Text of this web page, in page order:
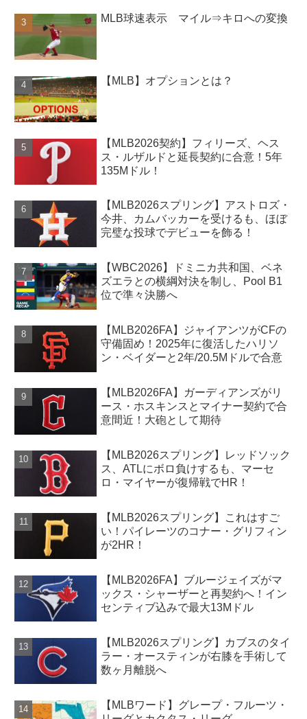
MLB球速表示 マイル⇒キロへの変換
【MLB】オプションとは？
【MLB2026契約】フィリーズ、ヘス
ス・ルザルドと延長契約に合意！5年
135Mドル！
【MLB2026スプリング】アストロズ・
今井、カムバッカーを受けるも、ほぼ
完璧な投球でデビューを飾る！
【WBC2026】ドミニカ共和国、ベネ
ズエラとの横綱対決を制し、Pool B1
位で準々決勝へ
【MLB2026FA】ジャイアンツがCFの
守備固め！2025年に復活したハリソ
ン・ベイダーと2年/20.5Mドルで合意
【MLB2026FA】ガーディアンズがリ
ース・ホスキンスとマイナー契約で合
意間近！大砲として期待
【MLB2026スプリング】レッドソック
ス、ATLにボロ負けするも、マーセ
ロ・マイヤーが復帰戦でHR！
【MLB2026スプリング】これはすご
い！パイレーツのコナー・グリフィン
が2HR！
【MLB2026FA】ブルージェイズがマ
ックス・シャーザーと再契約へ！イン
センティブ込みで最大13Mドル
【MLB2026スプリング】カブスのタイ
ラー・オースティンが右膝を手術して
数ヶ月離脱へ
【MLBワード】グレープ・フルーツ・